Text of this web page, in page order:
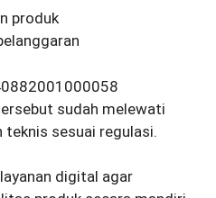
produk
sudah melewati
sesuai regulasi.
digital agar